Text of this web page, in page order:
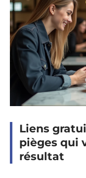
Liens
pièges qui
résultat